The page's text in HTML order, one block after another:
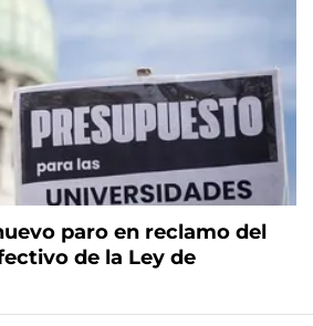
paro en reclamo del
de la Ley de